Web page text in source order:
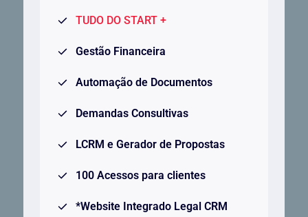
TUDO DO START +
Gestão Financeira
Automação de Documentos
Demandas Consultivas
LCRM e Gerador de Propostas
100 Acessos para clientes
*Website Integrado Legal CRM